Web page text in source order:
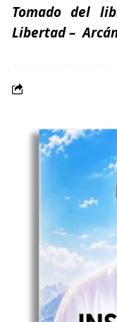
Tomado del
Libertad–